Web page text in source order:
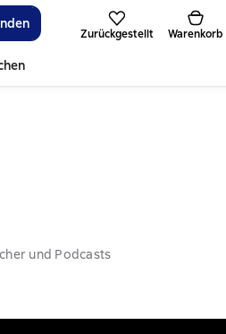
Zurückgestellt Warenkorb
und Podcasts